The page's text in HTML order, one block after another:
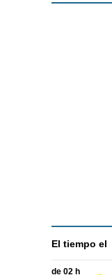
El tiempo el
de 02 h